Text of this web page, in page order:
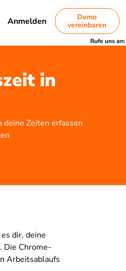
Anmelden
Demo
vereinbaren
Rufe uns an:
in
deine Zeiten erfassen
dir, deine
Die Chrome-
Arbeitsablaufs